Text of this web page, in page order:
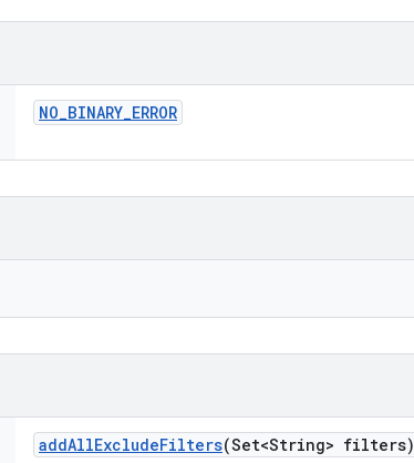
NO_BINARY_ERROR
addAllExcludeFilters(Set<String> filters)